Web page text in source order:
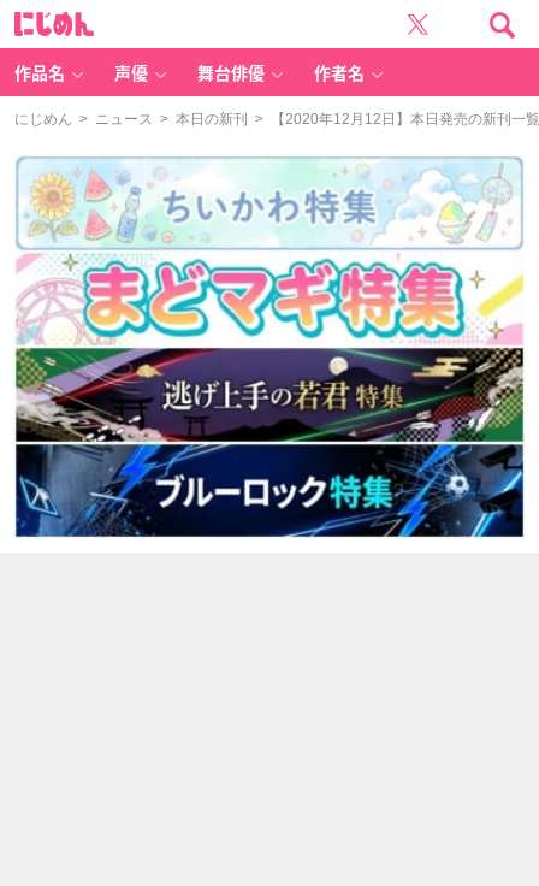
作品名 声優 舞台俳優 作者名
にじめん > ニュース > 本日の新刊 > 【2020年12月12日】本日発売の新刊一